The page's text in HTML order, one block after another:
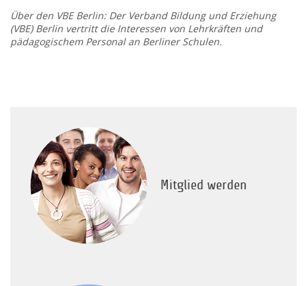
Über den VBE Berlin: Der Verband Bildung und Erziehung
(VBE) Berlin vertritt die Interessen von Lehrkräften und
pädagogischem Personal an Berliner Schulen.
Mitglied werden